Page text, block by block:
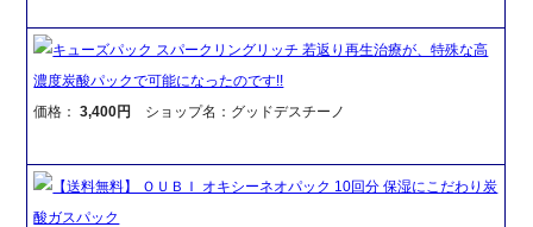
キューズパック スパークリングリッチ 若返り再生治療が、特殊な高
濃度炭酸パックで可能になったのです!!
価格：3,400円 ショップ名：グッドデスチーノ
【送料無料】 ＯＵＢＩ オキシーネオパック 10回分 保湿にこだわり炭
酸ガスパック